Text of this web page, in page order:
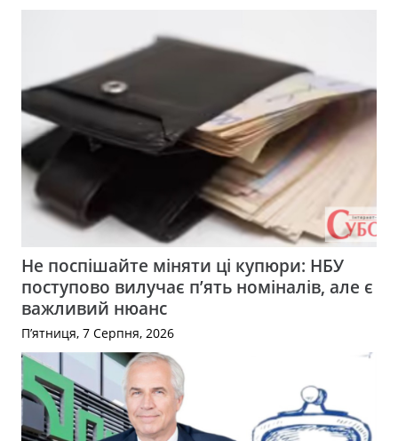
Не поспішайте міняти ці купюри: НБУ
поступово вилучає п’ять номіналів, але є
важливий нюанс
П’ятниця, 7 Серпня, 2026